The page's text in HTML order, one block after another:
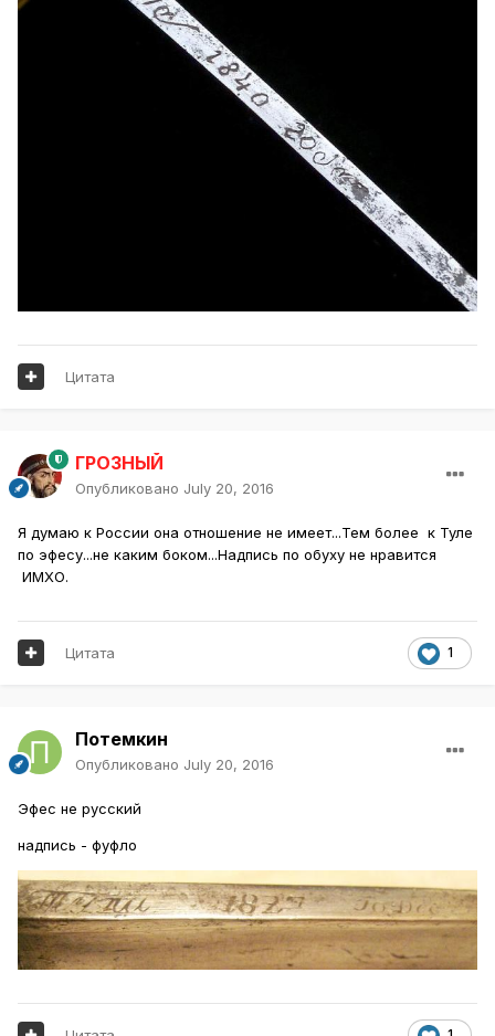
Цитата
ГРОЗНЫЙ
Опубликовано July 20, 2016
Я думаю к России она отношение не имеет...Тем более к Туле
по эфесу...не каким боком...Надпись по обуху не нравится
ИМХО.
1
Цитата
Потемкин
Опубликовано July 20, 2016
Эфес не русский
надпись - фуфло